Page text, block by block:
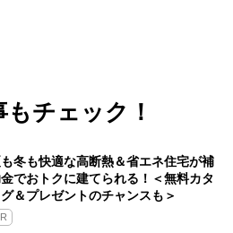
もチェック！
冬も快適な高断熱＆省エネ住宅が補
でおトクに建てられる！＜無料カタ
グ＆プレゼントのチャンスも＞